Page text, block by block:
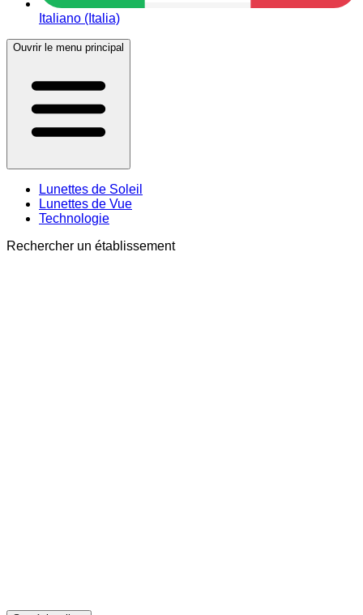
Italiano (Italia)
Ouvrir le menu principal
Lunettes de Soleil
Lunettes de Vue
Technologie
Rechercher un établissement